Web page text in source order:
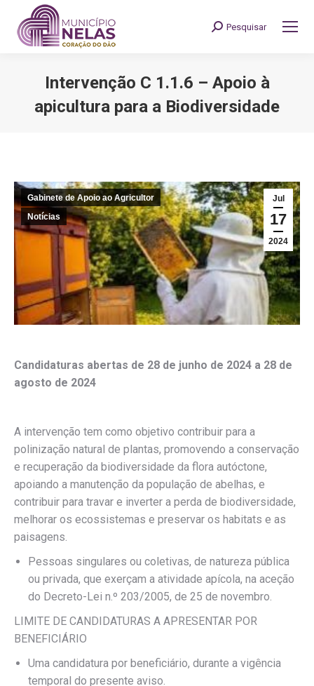
Search:
Pesquisar
Intervenção C 1.1.6 – Apoio à
apicultura para a Biodiversidade
Jul
17
2024
Gabinete de Apoio ao Agricultor
Notícias
Candidaturas abertas de 28 de junho de 2024 a 28 de
agosto de 2024
A intervenção tem como objetivo contribuir para a
polinização natural de plantas, promovendo a conservação
e recuperação da biodiversidade da flora autóctone,
apoiando a manutenção da população de abelhas, e
contribuir para travar e inverter a perda de biodiversidade,
melhorar os ecossistemas e preservar os habitats e as
paisagens.
Pessoas singulares ou coletivas, de natureza pública
ou privada, que exerçam a atividade apícola, na aceção
do Decreto-Lei n.º 203/2005, de 25 de novembro.
LIMITE DE CANDIDATURAS A APRESENTAR POR
BENEFICIÁRIO
Uma candidatura por beneficiário, durante a vigência
temporal do presente aviso.